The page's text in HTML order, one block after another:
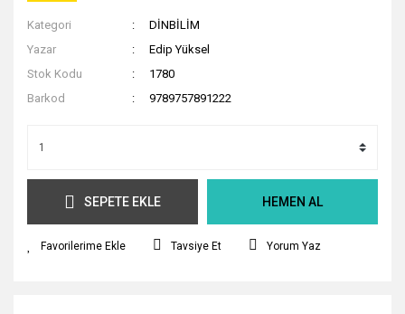
Kategori
DİNBİLİM
Yazar
Edip Yüksel
Stok Kodu
1780
Barkod
9789757891222
SEPETE EKLE HEMEN AL
Tavsiye Et Yorum Yaz